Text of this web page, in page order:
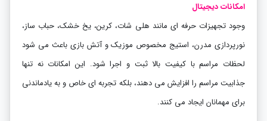
امکانات دیجیتال
وجود تجهیزات حرفه ای مانند هلی شات، کرین، یخ خشک، حباب ساز،
نورپردازی مدرن، استیج مخصوص موزیک و آتش بازی باعث می شود
لحظات مراسم با کیفیت بالا ثبت و اجرا شود. این امکانات نه تنها
جذابیت مراسم را افزایش می دهند، بلکه تجربه ای خاص و به یادماندنی
برای مهمانان ایجاد می کنند.